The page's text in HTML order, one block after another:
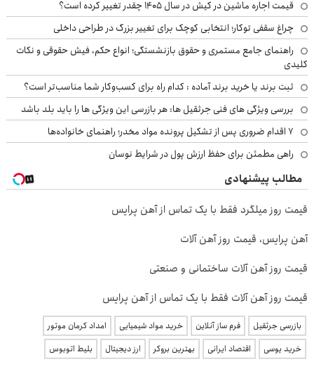
قیمت اجاره ماشین در کیش در سال ۱۴۰۵ چقدر تغییر کرده است؟
چراغ سقفی توکار؛ انتخابی کوچک برای تغییر بزرگ در طراحی داخلی
راهنمای جامع مستمری و حقوق بازنشستگی؛ انواع حکم، فیش حقوقی و نکات
کلیدی
ثبت برند یا خرید برند آماده : کدام راه برای کسب‌وکار شما مناسب‌تر است؟
بررسی ویژگی های فنی جرثقیل ها: هر بازرسی این ویژگی ها را باید بلد باشد
۷ اقدام ضروری پس از تشکیل پرونده مواد مخدر؛ راهنمای خانواده‌ها
راهی مطمئن برای حفظ ارزش پول در شرایط نوسان
مطالب پیشنهادی
قیمت روز میلگرد فقط با یک تماس از آهن پرایس
آهن پرایس، قیمت روز آهن آلات
قیمت روز آهن آلات ساختمانی و صنعتی
قیمت روز آهن آلات فقط با یک تماس از آهن پرایس
بازرسی جرثقیل فرم ساز آنلاین خرید مواد شیمیایی
امداد کرمان موتور
خرید یوسی
اقتصاد ایرانی بهترین بروکر ارز دیجیتال بلیط اتوبوس